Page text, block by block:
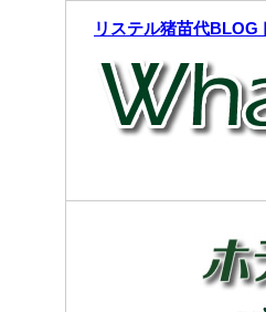
リステル猪苗代BLOG